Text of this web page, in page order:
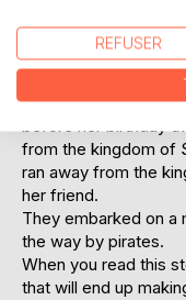
Over the years, she
a sword, a gun or a
When she reached
before her birthday
from the kingdom of
ran away from the
her friend.
They embarked on a
the way by pirates.
When you read this
that will end up
REFUSER